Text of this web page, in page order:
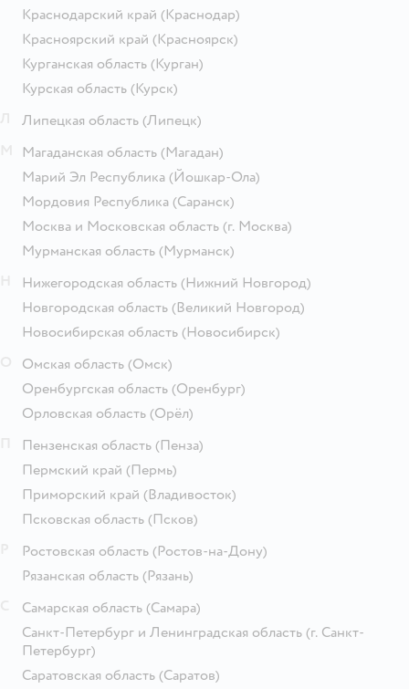
Краснодарский край (Краснодар)
Красноярский край (Красноярск)
Курганская область (Курган)
Курская область (Курск)
Липецкая область (Липецк)
Магаданская область (Магадан)
Марий Эл Республика (Йошкар-Ола)
Мордовия Республика (Саранск)
Москва и Московская область (г. Москва)
Мурманская область (Мурманск)
Нижегородская область (Нижний Новгород)
Новгородская область (Великий Новгород)
Новосибирская область (Новосибирск)
Омская область (Омск)
Оренбургская область (Оренбург)
Орловская область (Орёл)
Пензенская область (Пенза)
Пермский край (Пермь)
Приморский край (Владивосток)
Псковская область (Псков)
Ростовская область (Ростов-на-Дону)
Рязанская область (Рязань)
Самарская область (Самара)
Санкт-Петербург и Ленинградская область (г. Санкт-
Петербург)
Саратовская область (Саратов)